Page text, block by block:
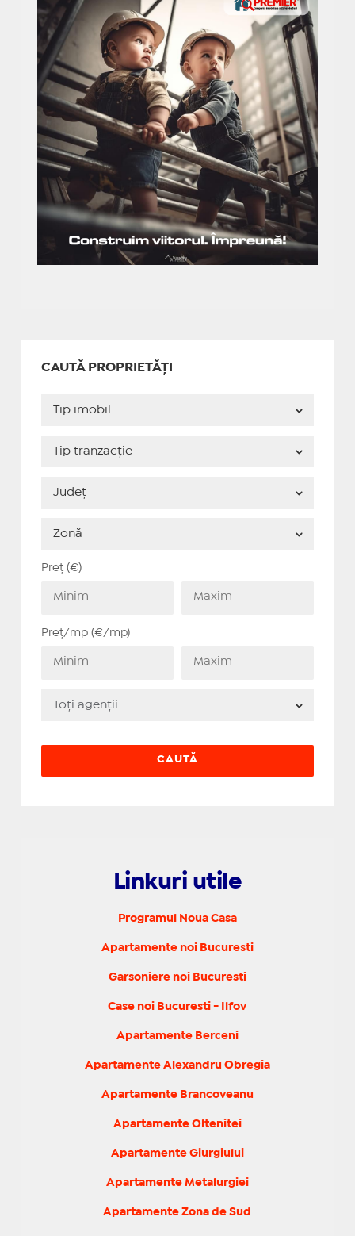
CAUTĂ PROPRIETĂȚI
Preț (€)
Preț/mp (€/mp)
Linkuri utile
Programul Noua Casa
Apartamente noi Bucuresti
Garsoniere noi Bucuresti
Case noi Bucuresti - Ilfov
Apartamente Berceni
Apartamente Alexandru Obregia
Apartamente Brancoveanu
Apartamente Oltenitei
Apartamente Giurgiului
Apartamente Metalurgiei
Apartamente Zona de Sud